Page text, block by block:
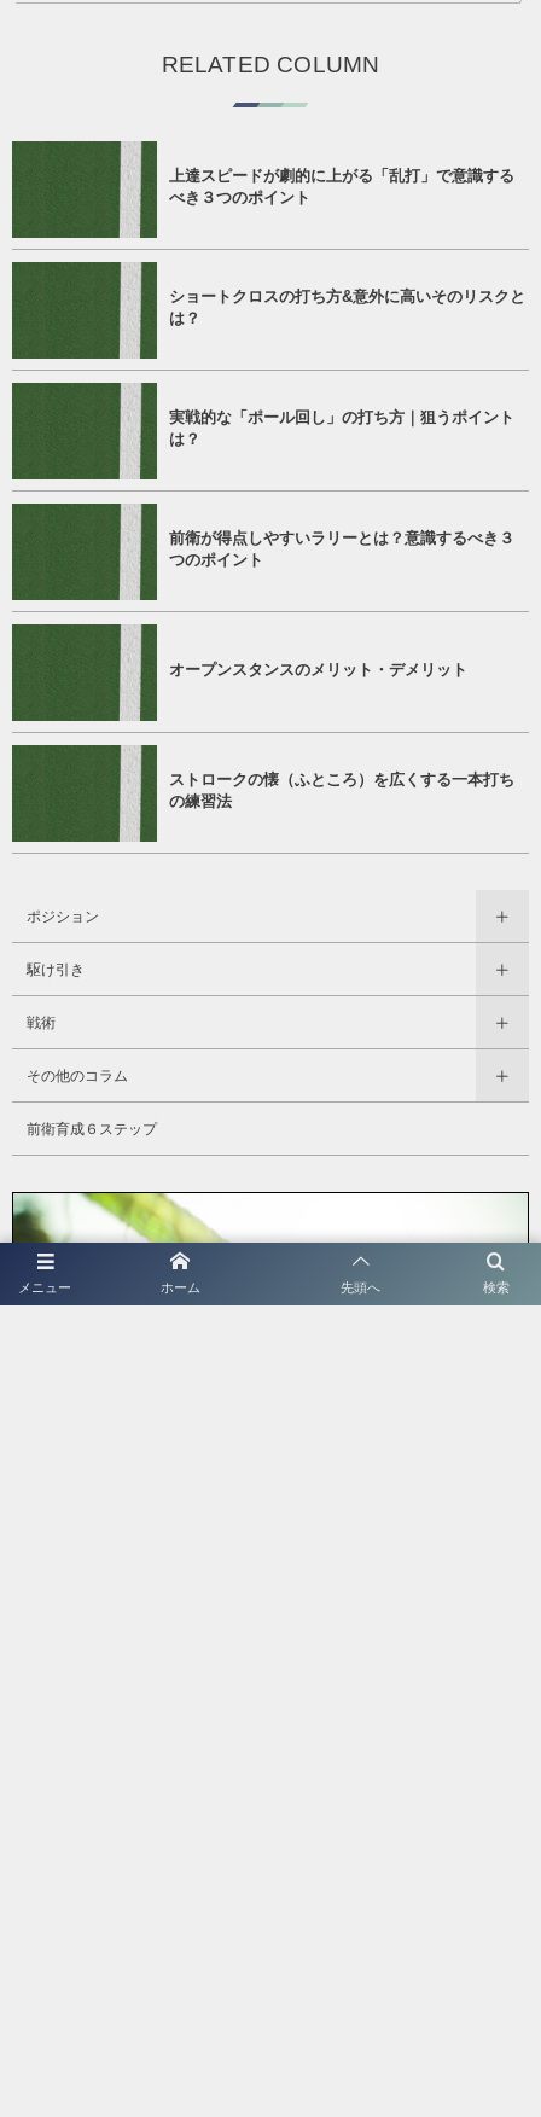
RELATED COLUMN
上達スピードが劇的に上がる「乱打」で意識する
べき３つのポイント
ショートクロスの打ち方&意外に高いそのリスクと
は？
実戦的な「ポール回し」の打ち方｜狙うポイント
は？
前衛が得点しやすいラリーとは？意識するべき３
つのポイント
オープンスタンスのメリット・デメリット
ストロークの懐（ふところ）を広くする一本打ち
の練習法
ポジション
駆け引き
戦術
その他のコラム
前衛育成６ステップ
メニュー 検索
ホーム 先頭へ